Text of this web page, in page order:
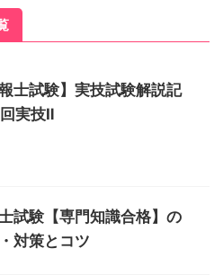
報士試験】実技試験解説記
実技Ⅱ
試験【専門知識合格】の
対策とコツ